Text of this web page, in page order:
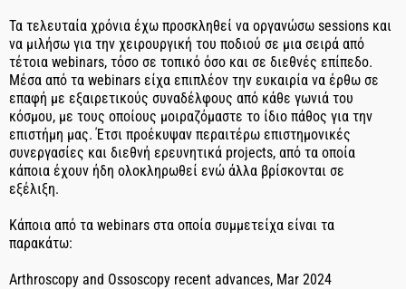
Τα τελευταία χρόνια έχω προσκληθεί να οργανώσω sessions και
να μιλήσω για την χειρουργική του ποδιού σε μια σειρά από
τέτοια webinars, τόσο σε τοπικό όσο και σε διεθνές επίπεδο.
Μέσα από τα webinars είχα επιπλέον την ευκαιρία να έρθω σε
επαφή με εξαιρετικούς συναδέλφους από κάθε γωνιά του
κόσμου, με τους οποίους μοιραζόμαστε το ίδιο πάθος για την
επιστήμη μας. Έτσι προέκυψαν περαιτέρω επιστημονικές
συνεργασίες και διεθνή ερευνητικά projects, από τα οποία
κάποια έχουν ήδη ολοκληρωθεί ενώ άλλα βρίσκονται σε
εξέλιξη.
Κάποια από τα webinars στα οποία συμμετείχα είναι τα
παρακάτω:
Arthroscopy and Ossoscopy recent advances, Mar 2024